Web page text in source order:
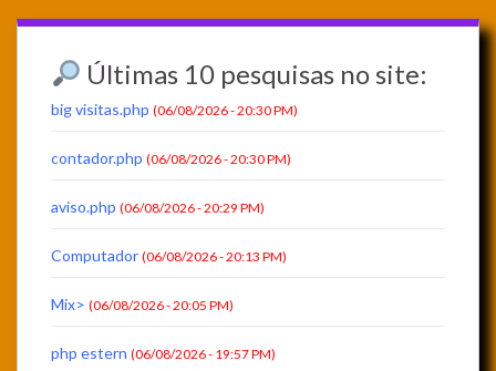
Últimas 10 pesquisas no site:
big visitas.php (06/08/2026 - 20:30 PM)
contador.php (06/08/2026 - 20:30 PM)
aviso.php (06/08/2026 - 20:29 PM)
Computador (06/08/2026 - 20:13 PM)
Mix> (06/08/2026 - 20:05 PM)
php estern (06/08/2026 - 19:57 PM)